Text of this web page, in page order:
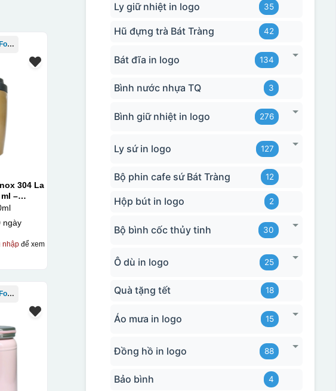
Bình giữ nhiệt La Fonte
304 La
ngày
nhập để xem
Bình giữ nhiệt La Fonte
Ly giữ nhiệt in logo 35
Hũ đựng trà Bát Tràng 42
Bát đĩa in logo 134
Bình nước nhựa TQ 3
Bình giữ nhiệt in logo 276
Ly sứ in logo 127
Bộ phin cafe sứ Bát Tràng 12
Hộp bút in logo 2
Bộ bình cốc thủy tinh 30
Ô dù in logo 25
Quà tặng tết 18
Áo mưa in logo 15
Đồng hồ in logo 88
Bảo bình 4